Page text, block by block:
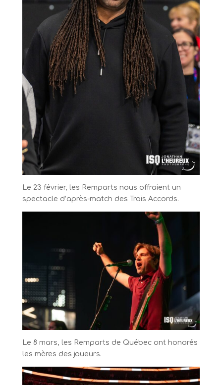
Le 23 février, les Remparts nous offraient un
spectacle d’après-match des Trois Accords.
Le 8 mars, les Remparts de Québec ont honorés
les mères des joueurs.